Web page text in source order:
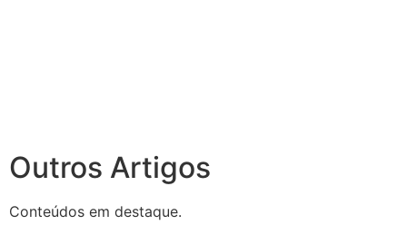
Outros Artigos
Conteúdos em destaque.